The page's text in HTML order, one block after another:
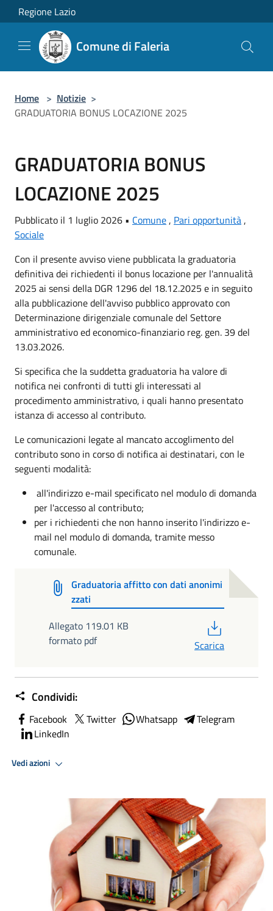
Salta al contenuto principale
Regione Lazio
Comune di Faleria
Home > Notizie >
GRADUATORIA BONUS LOCAZIONE 2025
GRADUATORIA BONUS
LOCAZIONE 2025
Pubblicato il 1 luglio 2026 • Comune, Pari opportunità,
Sociale
Con il presente avviso viene pubblicata la graduatoria
definitiva dei richiedenti il bonus locazione per l'annualità
2025 ai sensi della DGR 1296 del 18.12.2025 e in seguito
alla pubblicazione dell'avviso pubblico approvato con
Determinazione dirigenziale comunale del Settore
amministrativo ed economico-finanziario reg. gen. 39 del
13.03.2026.
Si specifica che la suddetta graduatoria ha valore di
notifica nei confronti di tutti gli interessati al
procedimento amministrativo, i quali hanno presentato
istanza di accesso al contributo.
Le comunicazioni legate al mancato accoglimento del
contributo sono in corso di notifica ai destinatari, con le
seguenti modalità:
all'indirizzo e-mail specificato nel modulo di domanda
per l'accesso al contributo;
per i richiedenti che non hanno inserito l'indirizzo e-
mail nel modulo di domanda, tramite messo
comunale.
Graduatoria affitto con dati anonimi
zzati
Allegato 119.01 KB
formato pdf
Scarica
Condividi:
Facebook Twitter Whatsapp
Telegram
LinkedIn
Vedi azioni